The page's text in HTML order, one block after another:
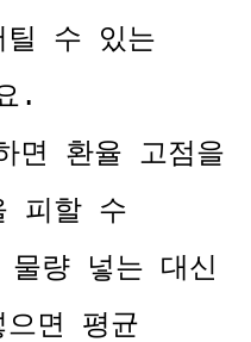
틸 수 있는
.
면 환율 고점을
피할 수
량 넣는 대신
면 평균